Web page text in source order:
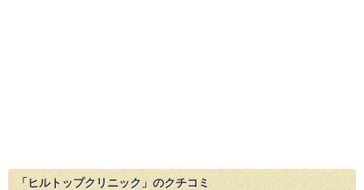
「ヒルトップクリニック」のクチコミ